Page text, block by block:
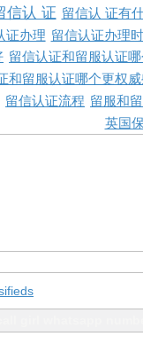
信认 证 留信认 证有
证办理 留信认证办理
留信认证和留服认证
和留服认证哪个更权
留信认证流程 留服和
英国